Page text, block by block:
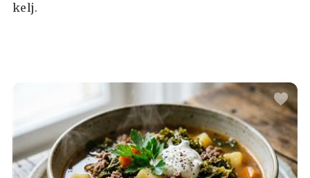
kelj.